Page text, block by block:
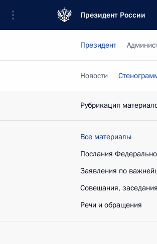
Президент России
Президент
Новости
Рубрикация
Все материалы
Послания
Заявления по
Совещания,
Речи и обращения